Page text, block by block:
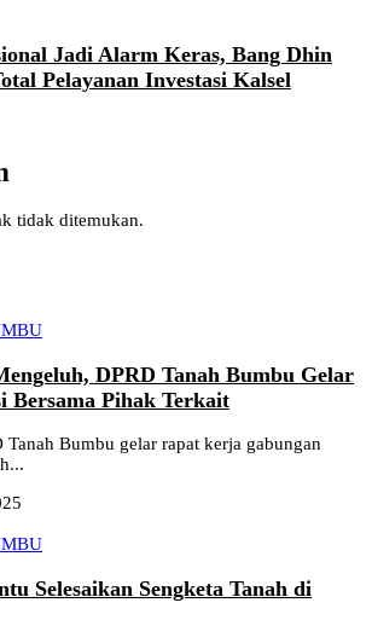
Jadi Alarm Keras, Bang Dhin
Pelayanan Investasi Kalsel
tidak ditemukan.
DPRD Tanah Bumbu Gelar
Bersama Pihak Terkait
Bumbu gelar rapat kerja gabungan
Selesaikan Sengketa Tanah di